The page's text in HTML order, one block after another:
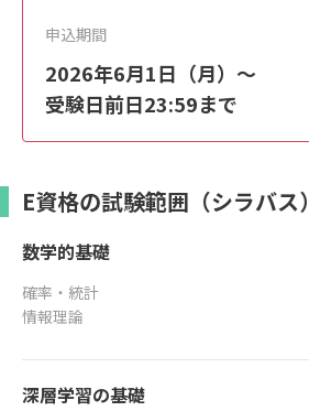
申込期間
2026年6月1日（月）～
受験日前日23:59まで
E資格の試験範囲（シラバス）
数学的基礎
確率・統計
情報理論
深層学習の基礎